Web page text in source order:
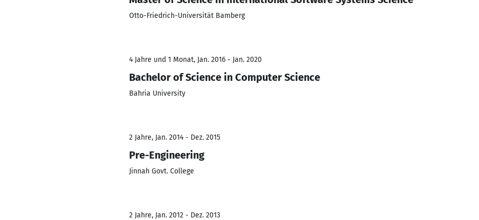
Otto-Friedrich-Universität Bamberg
4 Jahre und 1 Monat, Jan. 2016 - Jan. 2020
Bachelor of Science in Computer Science
Bahria University
2 Jahre, Jan. 2014 - Dez. 2015
Pre-Engineering
Jinnah Govt. College
2 Jahre, Jan. 2012 - Dez. 2013